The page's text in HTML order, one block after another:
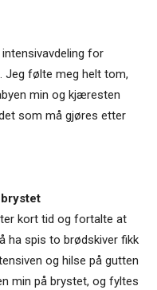
for
Jeg følte meg helt tom,
min og kjæresten
som må gjøres etter
kort tid og fortalte at
ha spis to brødskiver fikk
og hilse på gutten
min på brystet, og fyltes